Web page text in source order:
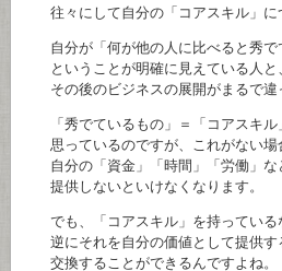
往々にして自分の「コアスキル」に
自分が「何が他の人に比べると秀で
ということが明確に見えている人と
その後のビジネスの展開がまるで違
「秀でているもの」＝「コアスキル
思っているのですが、これがない場
自分の「資金」「時間」「労働」な
提供しないといけなくなります。
でも、「コアスキル」を持っている
逆にそれを自分の価値として提供す
交換することができるんですよね。